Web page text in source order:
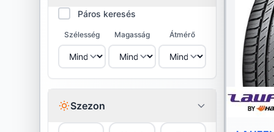
Páros keresés
Szélesség Magasság Átmérő
Szezon